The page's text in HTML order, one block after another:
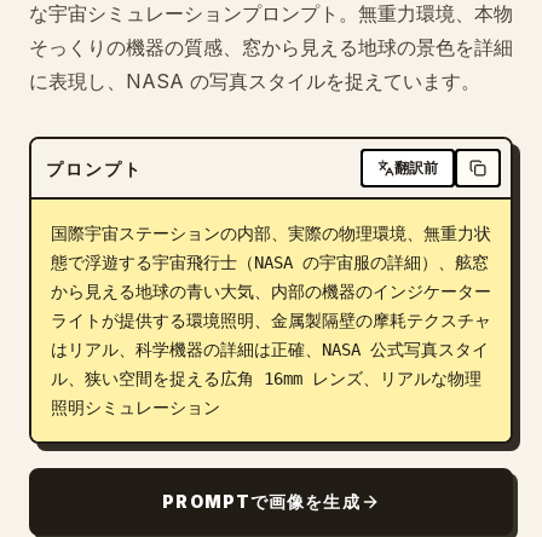
プロンプト
ダウンロード
ブログ
更新情報
な宇宙シミュレーションプロンプト。無重力環境、本物
そっくりの機器の質感、窓から見える地球の景色を詳細
に表現し、NASA の写真スタイルを捉えています。
プロンプト 翻訳前
国際宇宙ステーションの内部、実際の物理環境、無重力状
態で浮遊する宇宙飛行士（NASA の宇宙服の詳細）、舷窓
から見える地球の青い大気、内部の機器のインジケーター
ライトが提供する環境照明、金属製隔壁の摩耗テクスチャ
はリアル、科学機器の詳細は正確、NASA 公式写真スタイ
ル、狭い空間を捉える広角 16mm レンズ、リアルな物理
照明シミュレーション
PROMPTで画像を生成